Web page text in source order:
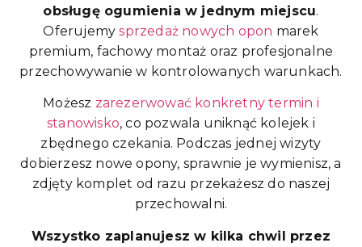
obsługę ogumienia w jednym miejscu.
Oferujemy sprzedaż nowych opon marek
premium, fachowy montaż oraz profesjonalne
przechowywanie w kontrolowanych warunkach.
Możesz zarezerwować konkretny termin i
stanowisko, co pozwala uniknąć kolejek i
zbędnego czekania. Podczas jednej wizyty
dobierzesz nowe opony, sprawnie je wymienisz, a
zdjęty komplet od razu przekażesz do naszej
przechowalni.
Wszystko zaplanujesz w kilka chwil przez